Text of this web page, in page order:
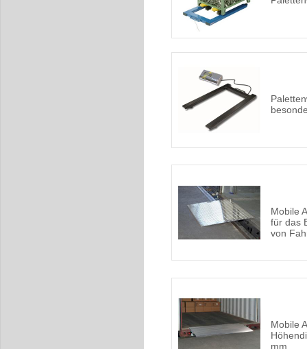
Mobile
für das
von
Mobile
mm